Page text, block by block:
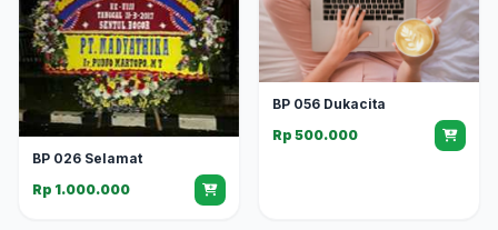
BP 026 Selamat
Rp 1.000.000
BP 056 Dukacita
Rp 500.000